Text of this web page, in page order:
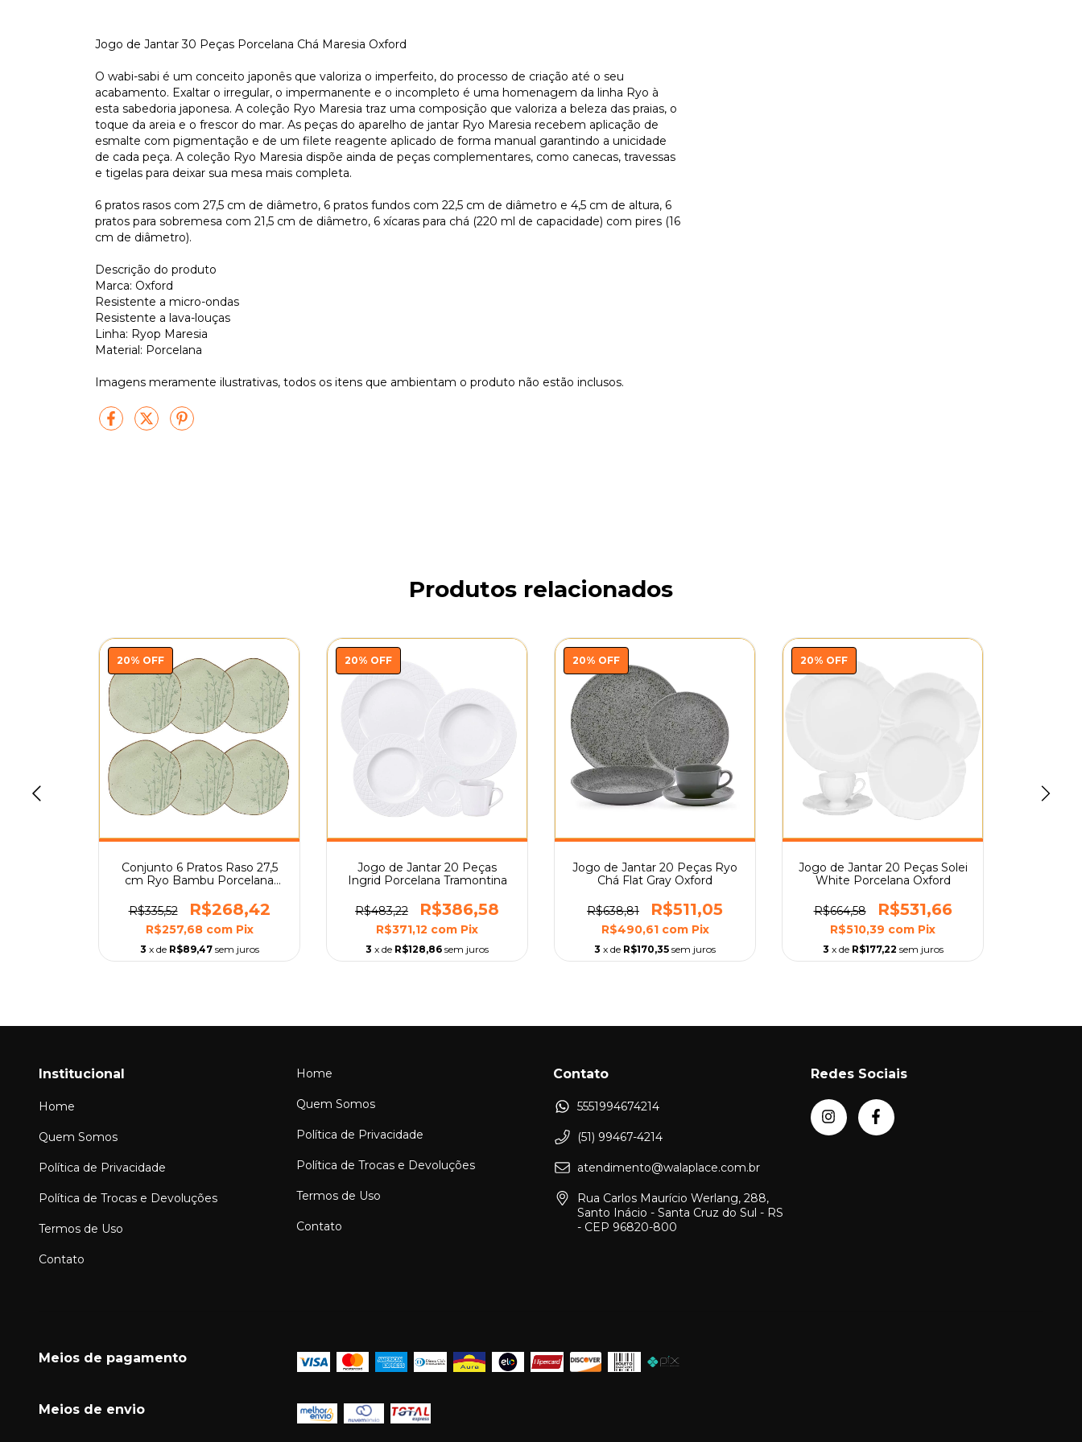
Jogo de Jantar 30 Peças Porcelana Chá Maresia Oxford
O wabi-sabi é um conceito japonês que valoriza o imperfeito, do processo de criação até o seu
acabamento. Exaltar o irregular, o impermanente e o incompleto é uma homenagem da linha Ryo à
esta sabedoria japonesa. A coleção Ryo Maresia traz uma composição que valoriza a beleza das praias, o
toque da areia e o frescor do mar. As peças do aparelho de jantar Ryo Maresia recebem aplicação de
esmalte com pigmentação e de um filete reagente aplicado de forma manual garantindo a unicidade
de cada peça. A coleção Ryo Maresia dispõe ainda de peças complementares, como canecas, travessas
e tigelas para deixar sua mesa mais completa.
6 pratos rasos com 27,5 cm de diâmetro, 6 pratos fundos com 22,5 cm de diâmetro e 4,5 cm de altura, 6
pratos para sobremesa com 21,5 cm de diâmetro, 6 xícaras para chá (220 ml de capacidade) com pires (16
cm de diâmetro).
Descrição do produto
Marca: Oxford
Resistente a micro-ondas
Resistente a lava-louças
Linha: Ryop Maresia
Material: Porcelana
Imagens meramente ilustrativas, todos os itens que ambientam o produto não estão inclusos.
Produtos relacionados
20% OFF
Conjunto 6 Pratos Raso 27,5
cm Ryo Bambu Porcelana
R$335,52
R$268,42
R$257,68 com Pix
3 x de R$89,47 sem juros
20% OFF
Jogo de Jantar 20 Peças
Ingrid Porcelana Tramontina
R$483,22 R$386,58
R$371,12 com Pix
3 x de R$128,86 sem juros
20% OFF
Jogo de Jantar 20 Peças Ryo
Chá Flat Gray Oxford
R$638,81 R$511,05
R$490,61 com Pix
3 x de R$170,35 sem juros
20% OFF
Jogo de Jantar 20 Peças Solei
White Porcelana Oxford
R$664,58 R$531,66
R$510,39 com Pix
3 x de R$177,22 sem juros
Institucional
Home
Quem Somos
Política de Privacidade
Política de Trocas e Devoluções
Termos de Uso
Contato
Home
Quem Somos
Política de Privacidade
Política de Trocas e Devoluções
Termos de Uso
Contato
Contato
5551994674214
(51) 99467-4214
atendimento@walaplace.com.br
Rua Carlos Maurício Werlang, 288,
Santo Inácio - Santa Cruz do Sul - RS
- CEP 96820-800
Redes Sociais
Meios de pagamento
Meios de envio